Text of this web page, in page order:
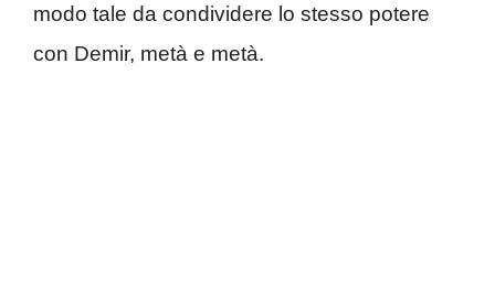
modo tale da condividere lo stesso potere
con Demir, metà e metà.